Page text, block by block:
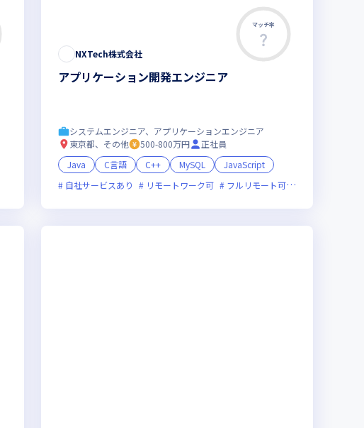
女性エンジニアが活躍中
マッチ率
NXTech株式会社
アプリケーション開発エンジニア
システムエンジニア、アプリケーションエンジニア
東京都、その他
500-800万円
正社員
Java
C言語 C++ MySQL
JavaScript
自社サービスあり
リモートワーク可 フルリモート可